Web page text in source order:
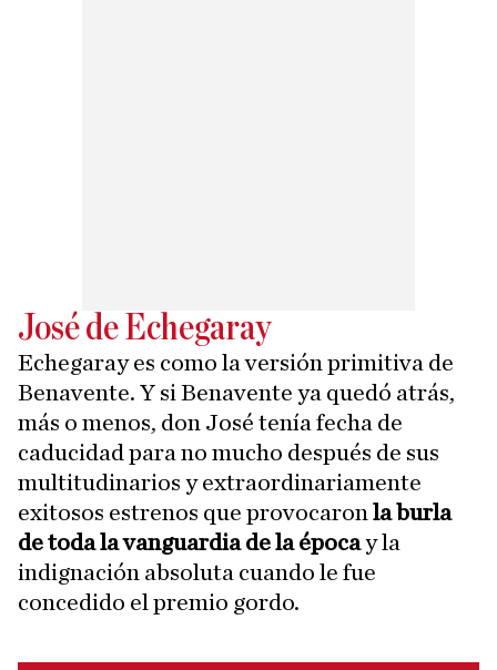
José de Echegaray
Echegaray es como la versión primitiva de
Benavente. Y si Benavente ya quedó atrás,
más o menos, don José tenía fecha de
caducidad para no mucho después de sus
multitudinarios y extraordinariamente
exitosos estrenos que provocaron la burla
de toda la vanguardia de la épocay la
indignación absoluta cuando le fue
concedido el premio gordo.